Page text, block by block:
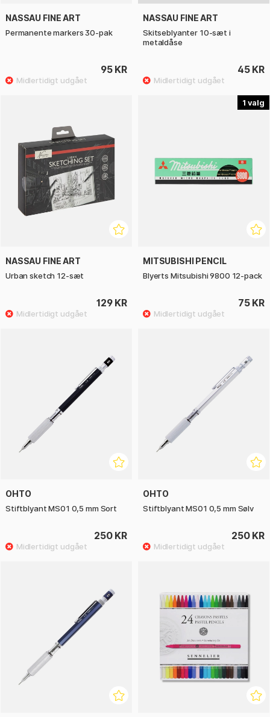
NASSAU FINE ART
Permanente markers 30-pak
95 KR
NASSAU FINE ART
Skitseblyanter 10-sæt i
metaldåse
45 KR
NASSAU FINE ART
Urban sketch 12-sæt
129 KR
1
MITSUBISHI PENCIL
Blyerts Mitsubishi 9800 12-pack
75 KR
OHTO
Stiftblyant MS01 0,5 mm Sort
250 KR
OHTO
Stiftblyant MS01 0,5 mm Sølv
250 KR